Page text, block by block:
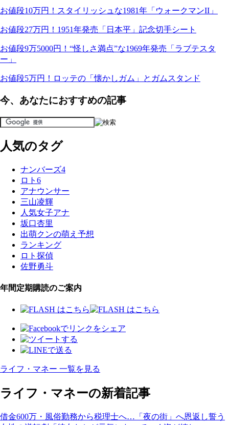
お値段10万円！スタイリッシュな1981年「ウォークマンII」
お値段27万円！1951年発売「日本平」記念切手シート
お値段9万5000円！“怪しさ満点”な1969年発売「ラブテスタ
ー」
お値段5万円！ロッテの「懐かしガム」とガムスタンド
今、あなたにおすすめの記事
人気のタグ
ナンバーズ4
ロト6
アナウンサー
三山凌輝
人気女子アナ
坂口杏里
出萌クンの萌え予想
ランキング
ロト探偵
佐野勇斗
年間定期購読のご案内
ライフ・マネー 一覧を見る
ライフ・マネーの新着記事
借金600万・風俗勤務から税理士へ…「夜の街」へ恩返し誓う